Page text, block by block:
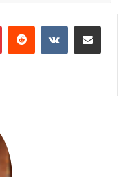
PinterestReddit VKontakteShare via Email